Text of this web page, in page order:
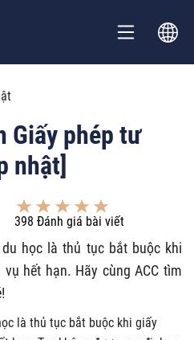
Giấy phép tư
nhật]
398 Đánh giá bài viết
học là thủ tục bắt buộc khi
hết hạn. Hãy cùng ACC tìm
là thủ tục bắt buộc khi giấy